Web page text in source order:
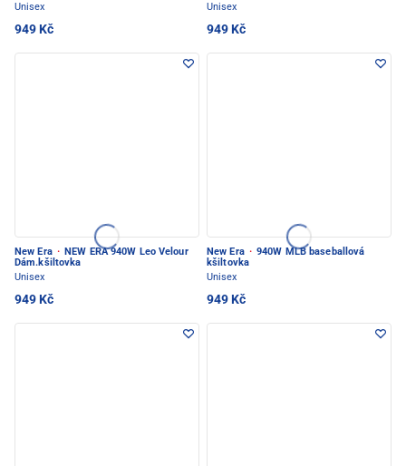
Unisex
949 Kč
Unisex
949 Kč
New Era · NEW ERA 940W Leo Velour
Dám.kšiltovka
Unisex
949 Kč
New Era · 940W MLB baseballová
kšiltovka
Unisex
949 Kč